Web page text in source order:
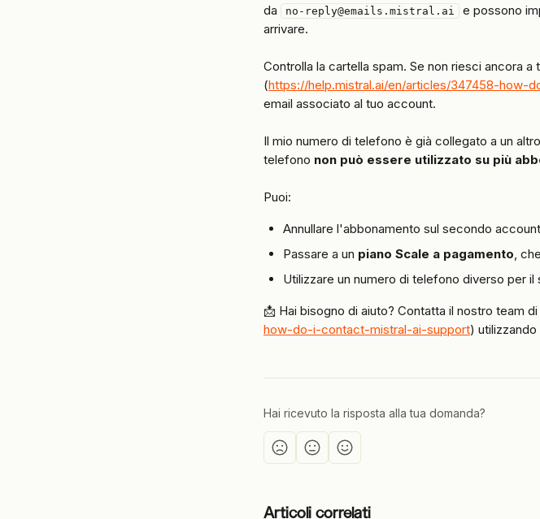
da
no-reply@emails.mistral.ai
e possono
arrivare.
Controlla la cartella spam. Se non riesci ancora
(https://help.mistral.ai/en/articles/347458-how-
email associato al tuo account.
Il mio numero di telefono è già collegato a un
telefono non può essere utilizzato su più
Puoi:
Annullare l'abbonamento sul secondo
Passare a un piano Scale a pagamento,
Utilizzare un numero di telefono diverso per
📩 Hai bisogno di aiuto? Contatta il nostro team
how-do-i-contact-mistral-ai-support)
Hai ricevuto la risposta alla tua domanda?
Articoli correlati